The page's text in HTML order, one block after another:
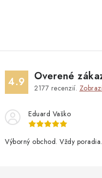
4.9 Overené
2177 recenzií.
Eduard Vaško
Výborný obchod. Vždy